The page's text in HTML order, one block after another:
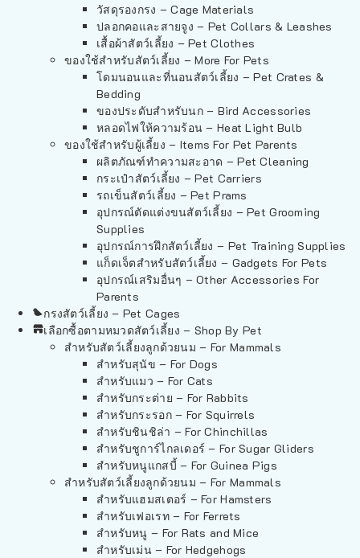
วัสดุรองกรง – Cage Materials
ปลอกคอและสายจูง – Pet Collars & Leashes
เสื้อผ้าสัตว์เลี้ยง – Pet Clothes
ของใช้สำหรับสัตว์เลี้ยง – More For Pets
โดมนอนและที่นอนสัตว์เลี้ยง – Pet Crates &
Bedding
ของประดับสำหรับนก – Bird Accessories
หลอดไฟให้ความร้อน – Heat Light Bulb
ของใช้สำหรับผู้เลี้ยง – Items For Pet Parents
ผลิตภัณฑ์ทำความสะอาด – Pet Cleaning
กระเป๋าสัตว์เลี้ยง – Pet Carriers
รถเข็นสัตว์เลี้ยง – Pet Prams
อุปกรณ์ตัดแต่งขนสัตว์เลี้ยง – Pet Grooming
Supplies
อุปกรณ์การฝึกสัตว์เลี้ยง – Pet Training Supplies
แก็ดเจ็ตสำหรับสัตว์เลี้ยง – Gadgets For Pets
อุปกรณ์เสริมอื่นๆ – Other Accessories For
Parents
กรงสัตว์เลี้ยง – Pet Cages
เลือกซื้อตามหมวดสัตว์เลี้ยง – Shop By Pet
สำหรับสัตว์เลี้ยงลูกด้วยนม – For Mammals
สำหรับสุนัข – For Dogs
สำหรับแมว – For Cats
สำหรับกระต่าย – For Rabbits
สำหรับกระรอก – For Squirrels
สำหรับชินชิล่า – For Chinchillas
สำหรับชูการ์ไกลเดอร์ – For Sugar Gliders
สำหรับหนูแกสบี้ – For Guinea Pigs
สำหรับสัตว์เลี้ยงลูกด้วยนม – For Mammals
สำหรับแฮมสเตอร์ – For Hamsters
สำหรับเฟอเรท – For Ferrets
สำหรับหนู – For Rats and Mice
สำหรับเม่น – For Hedgehogs